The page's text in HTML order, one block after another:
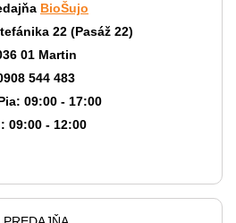
BioŠujo
22 (Pasáž 22)
01 Martin
544 483
09:00 - 17:00
09:00 - 12:00